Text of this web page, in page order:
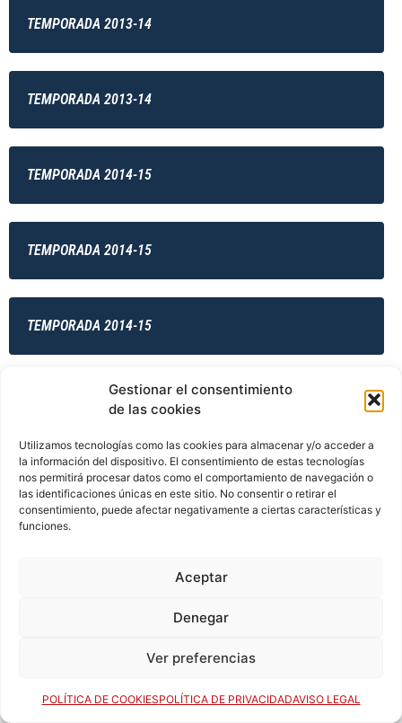
Gestionar el consentimiento
de las cookies
Utilizamos tecnologías como las cookies para almacenar y/o acceder a
la información del dispositivo. El consentimiento de estas tecnologías
nos permitirá procesar datos como el comportamiento de navegación o
las identificaciones únicas en este sitio. No consentir o retirar el
consentimiento, puede afectar negativamente a ciertas características y
funciones.
Aceptar
Denegar
Ver preferencias
POLÍTICA DE COOKIESPOLÍTICA DE PRIVACIDADAVISO LEGAL
TEMPORADA 2013-14
TEMPORADA 2013-14
TEMPORADA 2014-15
TEMPORADA 2014-15
TEMPORADA 2014-15
TEMPORADA 2014-15
TEMPORADA 2014-15
TEMPORADA 2015-16